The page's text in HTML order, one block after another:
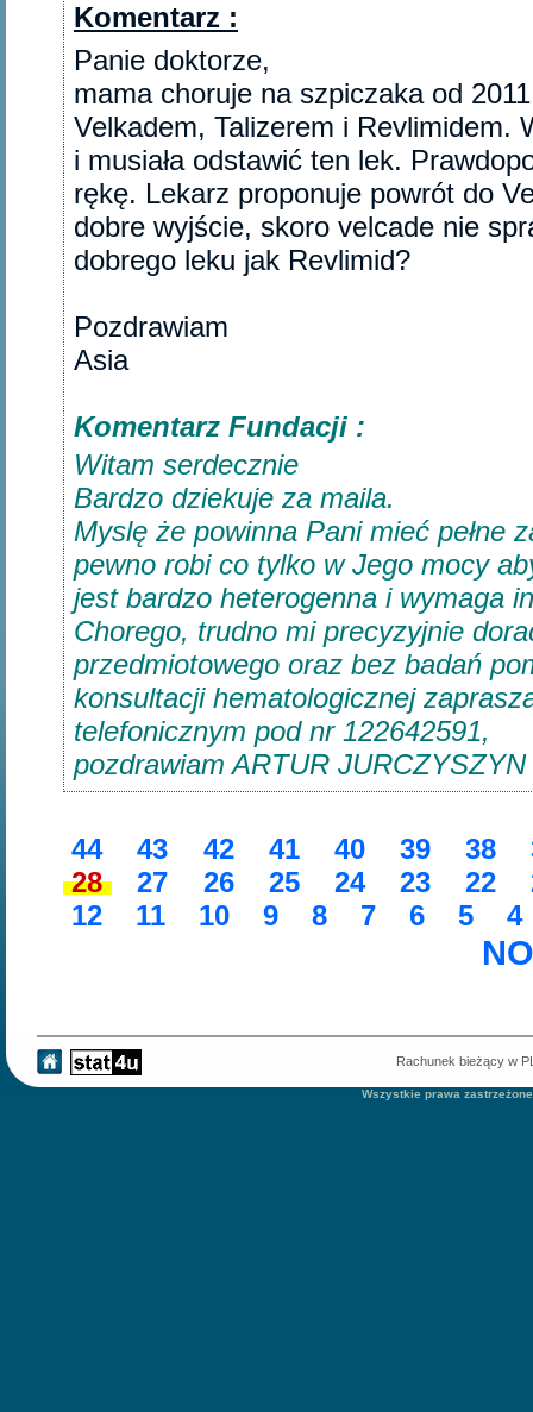
Komentarz :
Panie doktorze,
mama choruje na szpiczaka od
Velkadem, Talizerem i Revlimidem.
i musiała odstawić ten lek.
rękę. Lekarz proponuje powrót do
dobre wyjście, skoro velcade nie
dobrego leku jak Revlimid?
Pozdrawiam
Asia‎
Komentarz Fundacji :
Witam serdecznie
Bardzo dziekuje za maila.
Myslę że powinna Pani mieć pełne
pewno robi co tylko w Jego mocy
jest bardzo heterogenna i wymaga
Chorego, trudno mi precyzyjnie
przedmiotowego oraz bez badań
konsultacji hematologicznej
telefonicznym pod nr 122642591,
pozdrawiam ARTUR JURCZYSZYN
44 43 42 41 40 39 38
28
27 26 25 24 23 22
12
11 10 9 8 7 6 5 4
Rachunek bieżący w
Wszystkie prawa